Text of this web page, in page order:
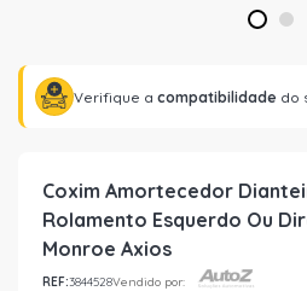
1 2
Verifique a compatibilidade do
Coxim Amortecedor
Rolamento Esquerdo Ou
Monroe Axios
REF:3844528Vendido por: